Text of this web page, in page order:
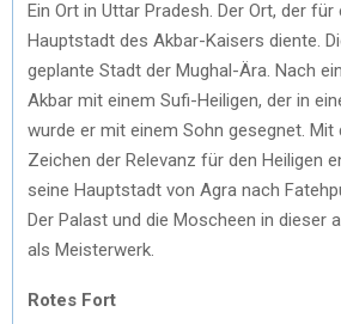
Ein Ort in Uttar Pradesh. Der Ort, der
Hauptstadt des Akbar-Kaisers diente.
geplante Stadt der Mughal-Ära. Nach
Akbar mit einem Sufi-Heiligen, der in
wurde er mit einem Sohn gesegnet. Mit
Zeichen der Relevanz für den Heiligen
seine Hauptstadt von Agra nach
Der Palast und die Moscheen in dieser
als Meisterwerk.
Rotes Fort